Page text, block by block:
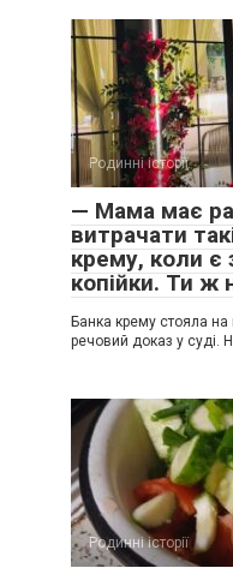
Родинні історії
— Мама має
витрачати
крему, коли є
копійки. Ти ж
Банка крему стояла
речовий доказ у суді.
Родинні історії